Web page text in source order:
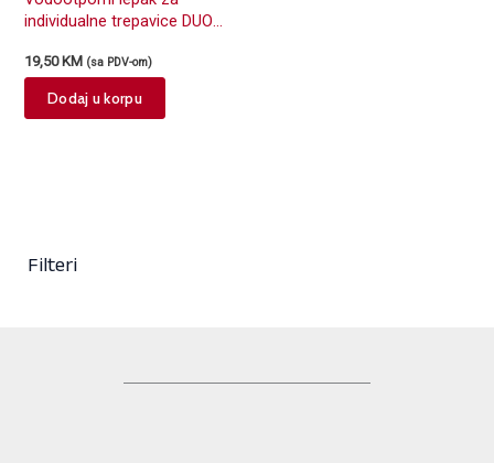
Filteri
individualne trepavice DUO
19,50 KM (sa PDV-om)
Dodaj u korpu